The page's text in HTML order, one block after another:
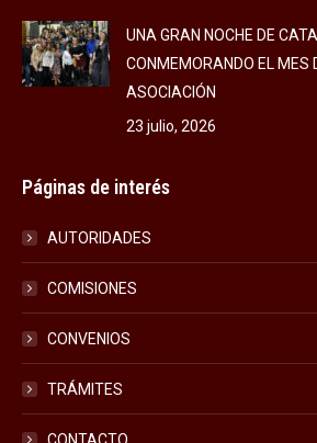
UNA GRAN NOCHE DE
CONMEMORANDO EL MES
ASOCIACIÓN
23 julio, 2026
Páginas de interés
AUTORIDADES
COMISIONES
CONVENIOS
TRÁMITES